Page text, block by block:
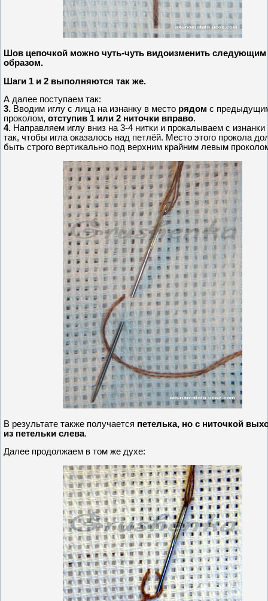
Шов цепочкой можно чуть-чуть видоизменить следующим
образом.
Шаги 1 и 2 выполняются так же.
А далее поступаем так:
3. Вводим иглу с лица на изнанку в место рядом с
проколом, отступив 1 или 2 ниточки вправо.
4. Направляем иглу вниз на 3-4 нитки и прокалываем с
так, чтобы игла оказалось над петлёй. Место этого прокола
быть строго вертикально под верхним крайним левым
В результате также получается петелька, но с ниточкой
из петельки слева.
Далее продолжаем в том же духе: